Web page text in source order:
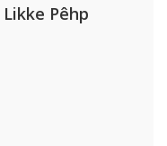
Pêhp